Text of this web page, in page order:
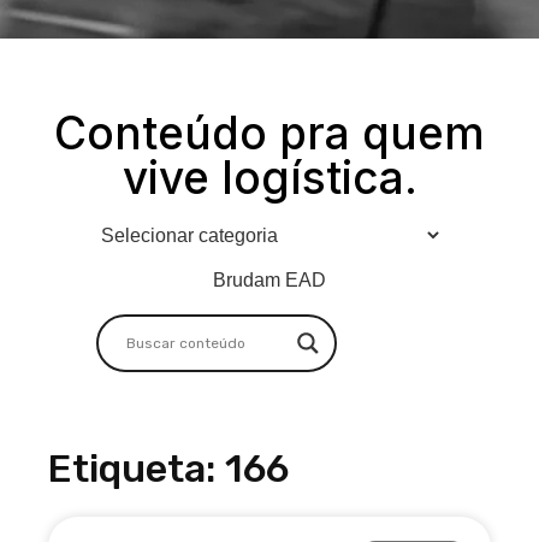
Conteúdo pra quem
vive logística.
Brudam EAD
Etiqueta: 166